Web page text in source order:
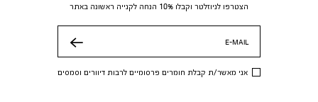
הצטרפו לניוזלטר וקבלו 10% הנחה לקנייה ראשונה באתר
E-MAIL
אני מאשר/ת קבלת חומרים פרסומיים לרבות דיוורים וסמסים